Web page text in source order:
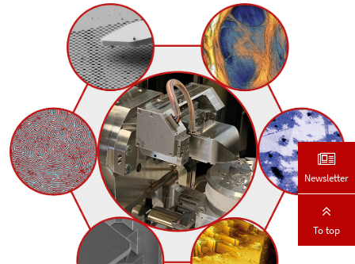
Newsletter
To top